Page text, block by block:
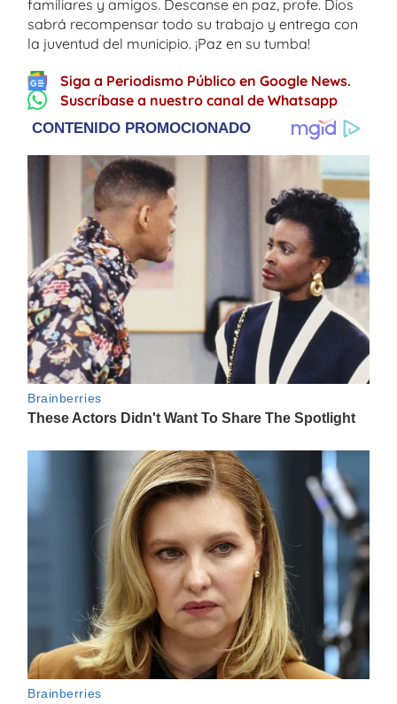
familiares y amigos. Descanse en paz, profe. Dios
sabrá recompensar todo su trabajo y entrega con
la juventud del municipio. ¡Paz en su tumba!
Siga a Periodismo Público en Google News.
Suscríbase a nuestro canal de Whatsapp